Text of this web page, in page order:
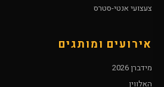
צעצועי אנטי-סטרס
אירועים ומותגים
מידברן 2026
האלווין